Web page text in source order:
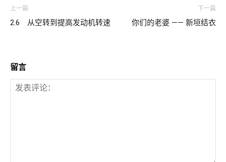
上一篇
2.6 从空转到提高发动机转速
下一篇
你们的老婆 —— 新垣结衣
留言